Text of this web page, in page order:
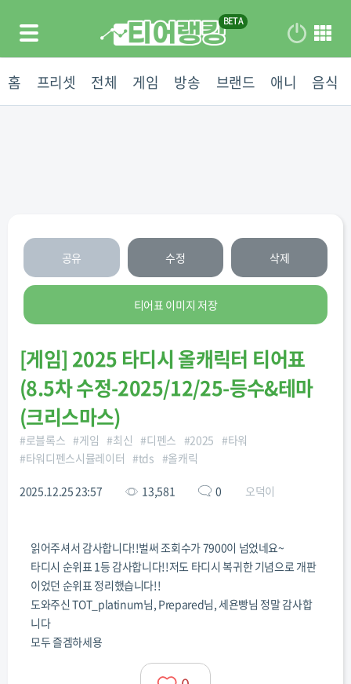
홈 프리셋 전체 게임 방송 브랜드 애니 음식
공유 수정 삭제
티어표 이미지 저장
[게임] 2025 타디시 올캐릭터 티어표
(8.5차 수정-2025/12/25-등수&테마
(크리스마스)
#로블록스 #게임 #최신 #디펜스 #2025 #타워
#타워디펜스시뮬레이터 #tds #올캐릭
2025.12.25 23:57 13,581 0 오덕이
읽어주셔서 감사합니다!!벌써 조회수가 7900이 넘었네요~
타디시 순위표 1등 감사합니다!!저도 타디시 복귀한 기념으로 개판
이었던 순위표 정리했습니다!!
도와주신 TOT_platinum님, Prepared님, 세욘빵님 정말 감사합
니다
모두 즐겜하세용